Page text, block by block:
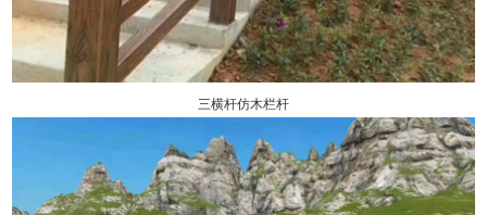
三横杆仿木栏杆